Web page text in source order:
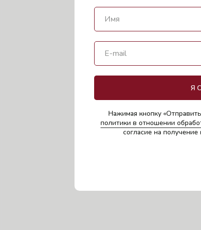
Нажимая кнопку
политики в отношении
согласие на
Я